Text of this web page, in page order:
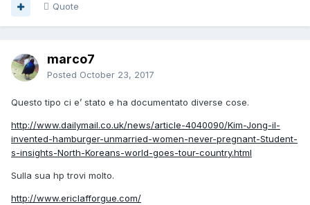
Quote
marco7
Posted October 23, 2017
Questo tipo ci e’ stato e ha documentato diverse cose.
http://www.dailymail.co.uk/news/article-4040090/Kim-Jong-il-
invented-hamburger-unmarried-women-never-pregnant-Student-
s-insights-North-Koreans-world-goes-tour-country.html
Sulla sua hp trovi molto.
http://www.ericlafforgue.com/